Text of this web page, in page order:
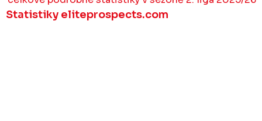
Statistiky eliteprospects.com